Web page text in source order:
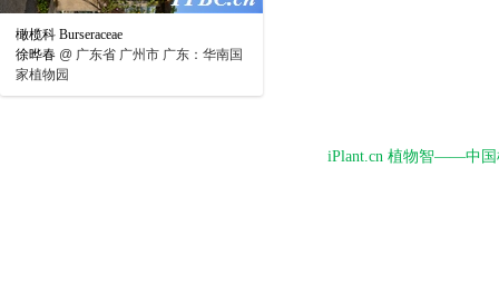
橄榄科 Burseraceae
徐晔春 @ 广东省 广州市 广东：华南国
家植物园
iPlant.cn 植物智——中国